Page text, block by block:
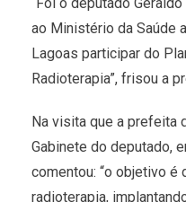
ao Ministério da Saúde
Lagoas participar do
Radioterapia”, frisou a
Na visita que a prefeita
Gabinete do deputado,
comentou: “o objetivo
radioterapia,